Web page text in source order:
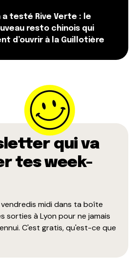
a testé Rive Verte : le
resto chinois qui
d’ouvrir à la Guillotière
qui va
tes week-
midi dans ta boîte
sorties à Lyon pour ne jamais
C'est gratis, qu'est-ce que